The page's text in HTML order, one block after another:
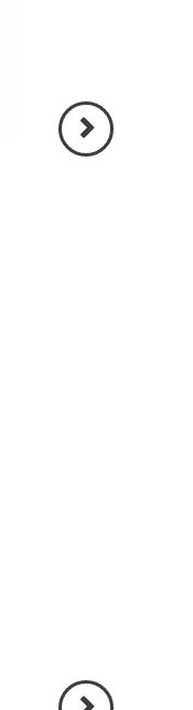
Volgende